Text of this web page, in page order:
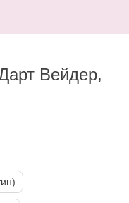
Вейдер,